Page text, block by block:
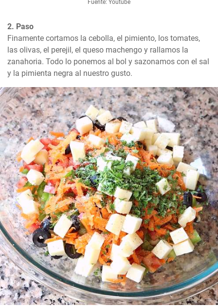
Fuente: Youtube
2. Paso
Finamente cortamos la cebolla, el pimiento, los tomates,
las olivas, el perejil, el queso machengo y rallamos la
zanahoria. Todo lo ponemos al bol y sazonamos con el sal
y la pimienta negra al nuestro gusto.